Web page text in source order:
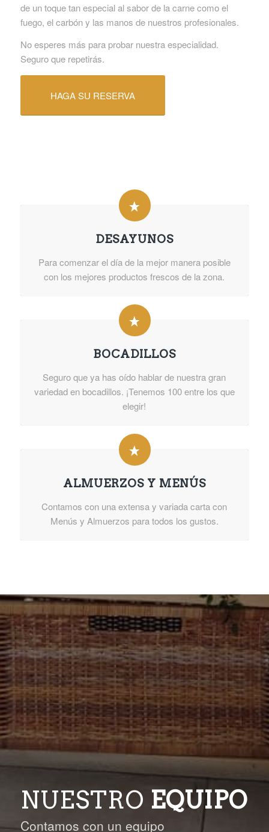
de un toque tan especial al sabor de la carne como el
fuego, el carbón y las manos de nuestros profesionales.
No esperes más para probar nuestra especialidad.
Seguro que repetirás.
HAGA SU RESERVA
DESAYUNOS
Para comenzar el día de la mejor manera posible
con los mejores productos frescos de la zona.
BOCADILLOS
Seguro que ya has oído hablar de nuestra gran
variedad en bocadillos. ¡Tenemos 100 entre los que
elegir!
ALMUERZOS Y MENÚS
Contamos con una extensa y variada carta con
Menús y Almuerzos para todos los gustos.
NUESTRO EQUIPO
Contamos con un equipo